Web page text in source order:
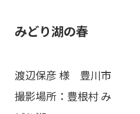
みどり湖の春
渡辺保彦 様 豊川市
撮影場所：豊根村 み